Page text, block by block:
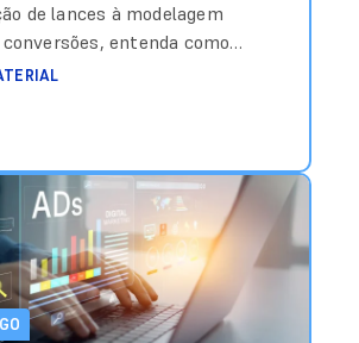
estratégica?
de lances à modelagem
entenda como
treinar algoritmos e
painel”. Ajustava lance
escolhia palavra-chave,
pausava anúncios com
e comemorava quando o